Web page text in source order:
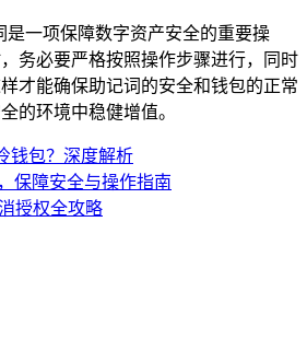
是一项保障数字资产安全的重要操
务必要严格按照操作步骤进行，同时
才能确保助记词的安全和钱包的正常
的环境中稳健增值。
钱包？深度解析
保障安全与操作指南
授权全攻略